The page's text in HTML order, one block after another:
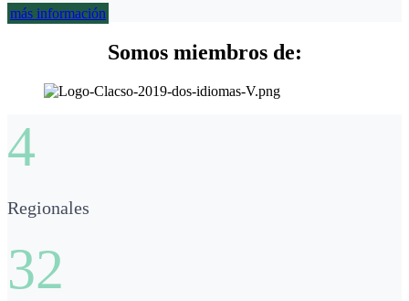
más información
Somos miembros de:
4
Regionales
32